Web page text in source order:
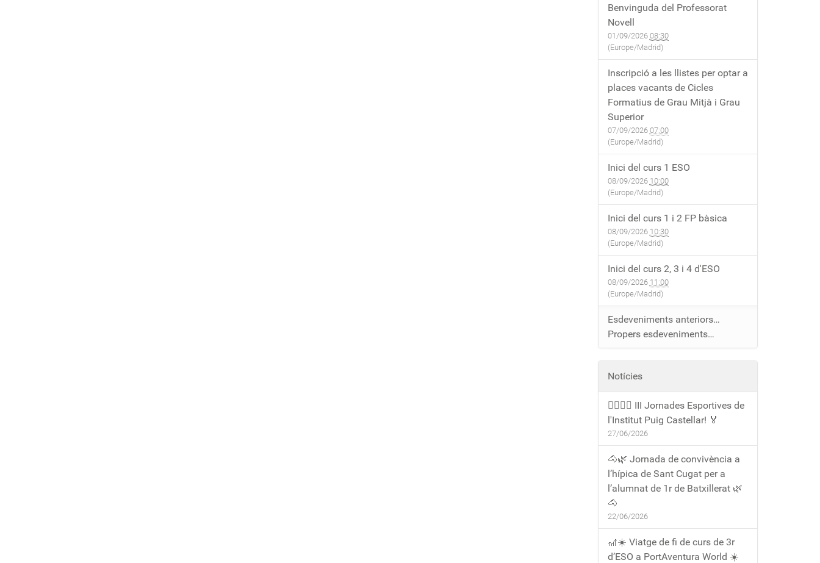
Benvinguda del Professorat
Novell
01/09/2026 08:30
(Europe/Madrid)
Inscripció a les llistes per optar a
places vacants de Cicles
Formatius de Grau Mitjà i Grau
Superior
07/09/2026 07:00
(Europe/Madrid)
Inici del curs 1 ESO
08/09/2026 10:00
(Europe/Madrid)
Inici del curs 1 i 2 FP bàsica
08/09/2026 10:30
(Europe/Madrid)
Inici del curs 2, 3 i 4 d'ESO
08/09/2026 11:00
(Europe/Madrid)
Esdeveniments anteriors…
Propers esdeveniments…
Notícies
🏃‍♀️🏃‍♂️ III Jornades Esportives de
l'Institut Puig Castellar! 🏅
27/06/2026
🐴🌿 Jornada de convivència a
l’hípica de Sant Cugat per a
l’alumnat de 1r de Batxillerat 🌿
🐴
22/06/2026
🎢☀️ Viatge de fi de curs de 3r
d’ESO a PortAventura World ☀️